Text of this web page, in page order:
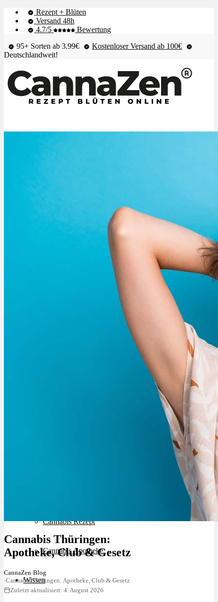
Rezept + Blüten
Versand 48h
4.7/5
Bewertung
95+ Sorten ab 3.99€
Kostenloser Versand ab 100€
Deutschlandweit!
Cannabis Rezept
Cannabis Apotheke
Wissen
Cannabis Thüringen:
Apotheke, Club & Gesetz
CannaZen›Blog
›Cannabis Thüringen: Apotheke, Club & Gesetz
Zuletzt aktualisiert: 4. August 2026